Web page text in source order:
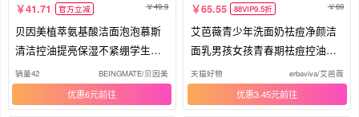
41.71 官方立减 49.9
贝因美植萃氨基酸洁面泡泡慕斯
清洁控油提亮保湿不紧绷学生洗
面奶
销量42 BEINGMATE/贝因美
优惠6元
65.55 88VIP9.5折 69
艾芭薇青少年洗面奶祛痘净颜洁
面乳男孩女孩青春期祛痘控油不
拔干
天猫好物 erbaviva/艾芭薇
优惠3.45元